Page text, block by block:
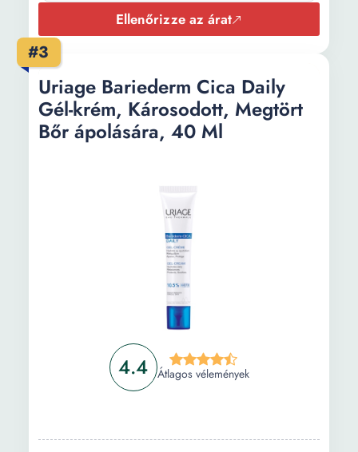
Ellenőrizze az árat
#3
4.4 Átlagos vélemények
Uriage Bariederm Cica Daily
Gél-krém, Károsodott, Megtört
Bőr ápolására, 40 Ml